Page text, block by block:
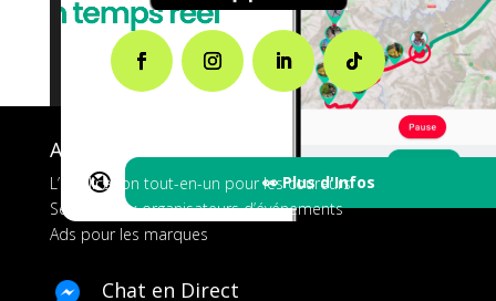
🔇 👀 Plus d'Infos
A propos de FMS
L’application tout-en-un pour les coureurs
Services aux organisateurs d’événements
Ads pour les marques
Chat en Direct